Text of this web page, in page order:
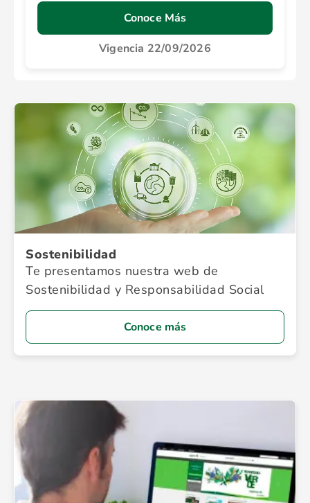
Conoce Más
Vigencia 22/09/2026
Sostenibilidad
Te presentamos nuestra web de
Sostenibilidad y Responsabilidad Social
Conoce más